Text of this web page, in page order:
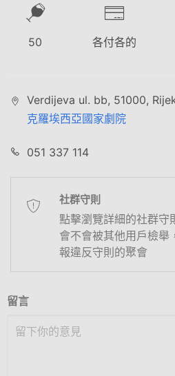
50 各付各的
Verdijeva ul. bb, 51000,
克羅埃西亞國家劇院
051 337 114
社群守則
點擊瀏覽詳細的社群守
會不會被其他用戶檢舉
報違反守則的聚會
留言